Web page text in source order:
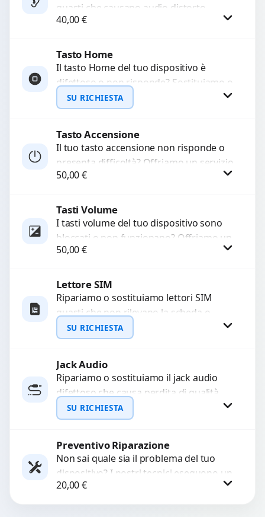
guasti che causano audio distorto,
basso o assente. Utilizziamo ricambi di
40,00€
Tasto Home
Il tasto Home del tuo dispositivo è
difettoso o non risponde? Sostituiamo o
ripariamo il modulo con componenti di
alta...
SU RICHIESTA
Richiedi Preventivo
WhatsApp
Tasto Accensione
Il tuo tasto accensione non risponde o
presenta difficoltà? Offriamo un servizio
professionale di riparazione o
50,00€
Tasti Volume
I tasti volume del tuo dispositivo sono
bloccati o non funzionano? Offriamo un
servizio di riparazione o sostituzione
50,00€
Lettore SIM
Ripariamo o sostituiamo lettori SIM
guasti che non rilevano la scheda o
interrompono il segnale. Utilizziamo
ricambi testati e garantiti...
SU RICHIESTA
Richiedi Preventivo
WhatsApp
Jack Audio
Ripariamo o sostituiamo il jack audio
difettoso che causa perdita di qualità
sonora o impossibilità di collegare cuffie
e accessori....
SU RICHIESTA
Richiedi Preventivo
Preventivo Riparazione
Non sai quale sia il problema del tuo
dispositivo? I nostri tecnici eseguono un
check-up completo con strumenti
avanzati per...
20,00€